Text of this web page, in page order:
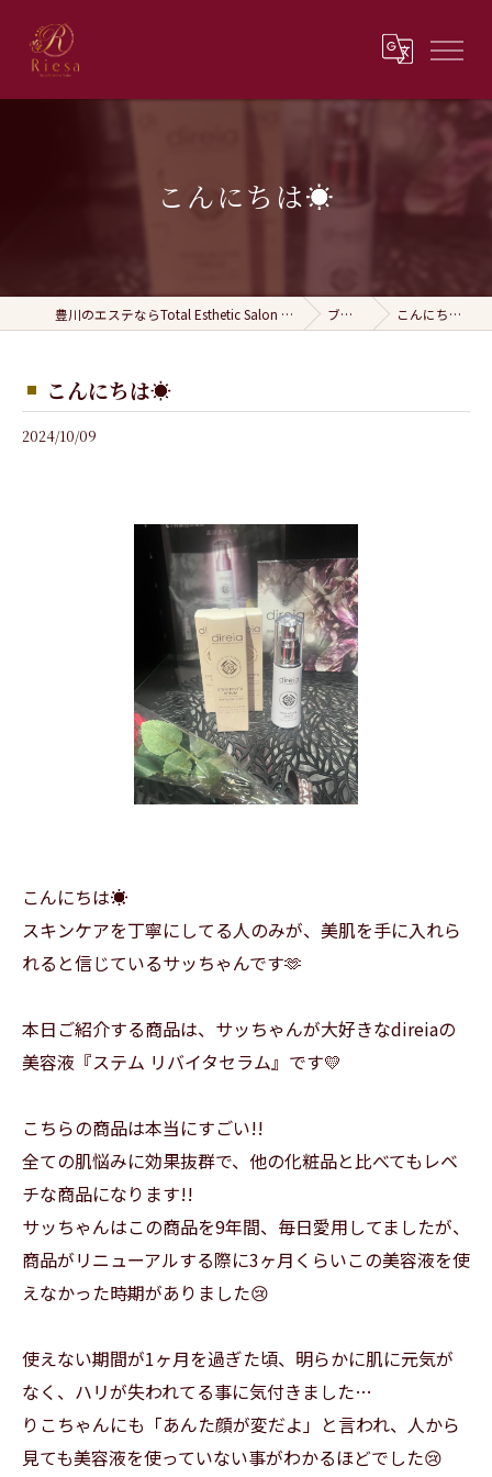
こんにちは☀️
豊川のエステならTotal Esthetic Salon Riesa ブログ こんにちは☀️
こんにちは☀️
2024/10/09
こんにちは☀️
スキンケアを丁寧にしてる人のみが、美肌を手に入れら
れると信じているサッちゃんです🫶
本日ご紹介する商品は、サッちゃんが大好きなdireiaの
美容液『ステム リバイタセラム』です💛
こちらの商品は本当にすごい!!
全ての肌悩みに効果抜群で、他の化粧品と比べてもレベ
チな商品になります!!
サッちゃんはこの商品を9年間、毎日愛用してましたが、
商品がリニューアルする際に3ヶ月くらいこの美容液を使
えなかった時期がありました😢
使えない期間が1ヶ月を過ぎた頃、明らかに肌に元気が
なく、ハリが失われてる事に気付きました…
りこちゃんにも「あんた顔が変だよ」と言われ、人から
見ても美容液を使っていない事がわかるほどでした😢